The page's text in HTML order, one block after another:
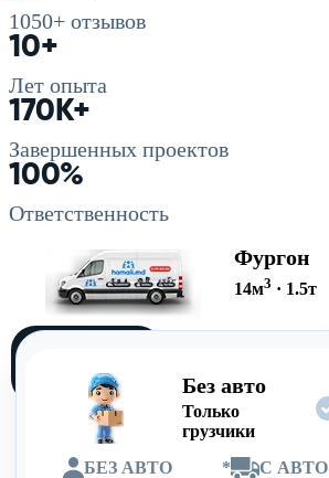
1050+ отзывов
10+
Лет опыта
170K+
Завершенных проектов
100%
Ответственность
Фургон
14м3 · 1.5т
Без авто
Только
грузчики
БЕЗ АВТО
*
С АВТО